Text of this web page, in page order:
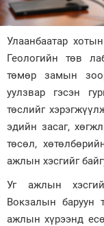
Дэлхий
Зурхай
Улаанбаатар
Геологийн төв
төмөр замын
уулзвар гэсэн
төслийг
эдийн засаг,
төсөл,
ажлын хэсгийг
Уг ажлын
Вокзалын баруун
ажлын хүрээнд